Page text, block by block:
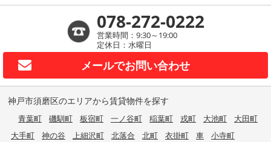
078-272-0222
営業時間：9:30～19:00
定休日：水曜日
メールでお問い合わせ
神戸市須磨区のエリアから賃貸物件を探す
青葉町 磯馴町 板宿町 一ノ谷町 稲葉町 戎町 大池町
大田町
大手町
神の谷 上細沢町 北落合 北町 衣掛町 車
小寺町